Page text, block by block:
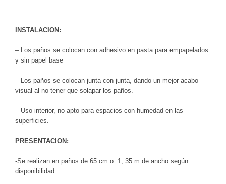
INSTALACION:
– Los paños se colocan con adhesivo en pasta para empapelados
y sin papel base
– Los paños se colocan junta con junta, dando un mejor acabo
visual al no tener que solapar los paños.
– Uso interior, no apto para espacios con humedad en las
superficies.
PRESENTACION:
-Se realizan en paños de 65 cm o 1, 35 m de ancho según
disponibilidad.